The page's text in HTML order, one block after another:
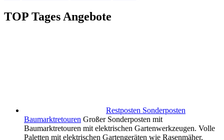
TOP Tages Angebote
Restposten Sonderposten
Baumarktretouren Großer Sonderposten mit
Baumarktretouren mit elektrischen Gartenwerkzeugen. Volle
Paletten mit elektrischen Gartengeräten wie Rasenmäher,